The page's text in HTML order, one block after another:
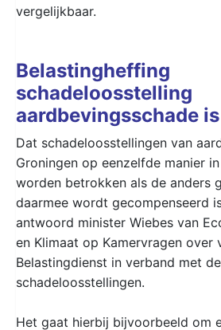
vergelijkbaar.
Belastingheffing
schadeloosstelling
aardbevingsschade
Dat schadeloosstellingen van
Groningen op eenzelfde manier
worden betrokken als de anders
daarmee wordt gecompenseerd
antwoord minister Wiebes van
en Klimaat op Kamervragen over
Belastingdienst in verband met de
schadeloosstellingen.
Het gaat hierbij bijvoorbeeld om